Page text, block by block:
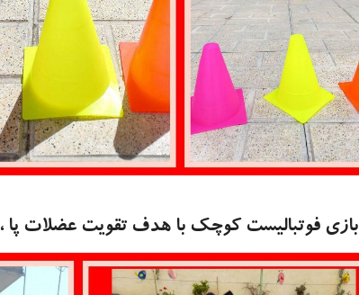
بازی فوتبالیست کوچک با هدف تقویت عضلات پا